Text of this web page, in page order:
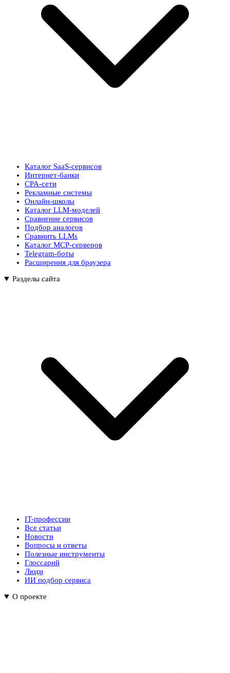
Каталог SaaS-сервисов
Интернет-банки
CPA-сети
Рекламные системы
Онлайн-школы
Каталог LLM-моделей
Сравнение сервисов
Подбор аналогов
Сравнить LLMs
Каталог MCP-серверов
Telegram-боты
Расширения для браузера
Разделы сайта
IT-профессии
Все статьи
Новости
Вопросы и ответы
Полезные инструменты
Глоссарий
Люди
ИИ подбор сервиса
О проекте